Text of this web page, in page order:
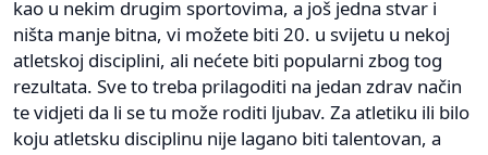
kao u nekim drugim sportovima, a još jedna stvar i
ništa manje bitna, vi možete biti 20. u svijetu u nekoj
atletskoj disciplini, ali nećete biti popularni zbog tog
rezultata. Sve to treba prilagoditi na jedan zdrav način
te vidjeti da li se tu može roditi ljubav. Za atletiku ili bilo
koju atletsku disciplinu nije lagano biti talentovan, a